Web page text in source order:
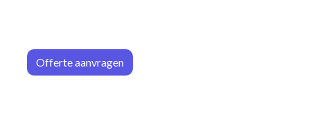
Offerte aan​​vrag​​en